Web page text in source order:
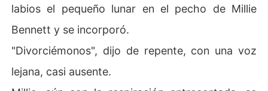
labios el pequeño lunar en el pecho de Millie
Bennett y se incorporó.
"Divorciémonos", dijo de repente, con una voz
lejana, casi ausente.